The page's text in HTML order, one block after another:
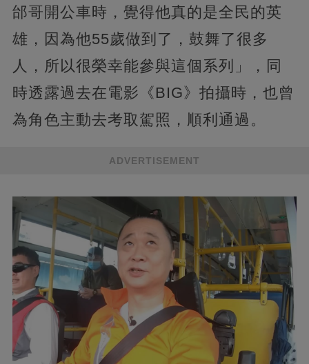
邰哥開公車時，覺得他真的是全民的英
雄，因為他55歲做到了，鼓舞了很多
人，所以很榮幸能參與這個系列」，同
時透露過去在電影《BIG》拍攝時，也曾
為角色主動去考取駕照，順利通過。
ADVERTISEMENT